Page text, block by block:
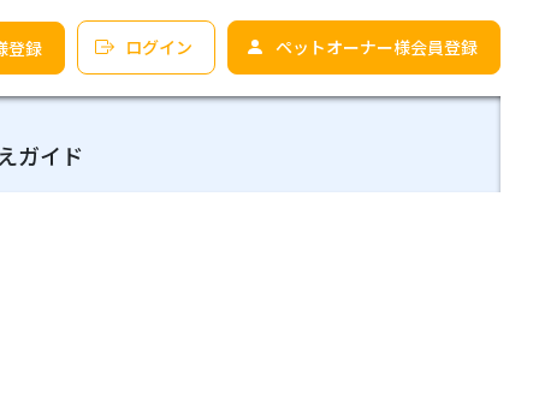
登録 ログイン ペットオーナー様会員登録
ガイド